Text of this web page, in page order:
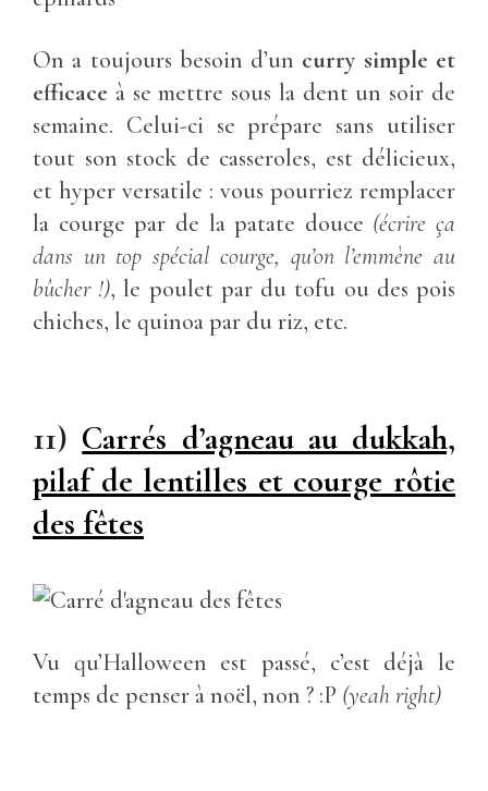
On a toujours besoin d’un curry simple et
efficace à se mettre sous la dent un soir de
semaine. Celui-ci se prépare sans utiliser
tout son stock de casseroles, est délicieux,
et hyper versatile : vous pourriez remplacer
la courge par de la patate douce (écrire ça
dans un top spécial courge, qu’on l’emmène au
bûcher !), le poulet par du tofu ou des pois
chiches, le quinoa par du riz, etc.
11) Carrés d’agneau au dukkah,
pilaf de lentilles et courge rôtie
des fêtes
Vu qu’Halloween est passé, c’est déjà le
temps de penser à noël, non ? :P (yeah right)